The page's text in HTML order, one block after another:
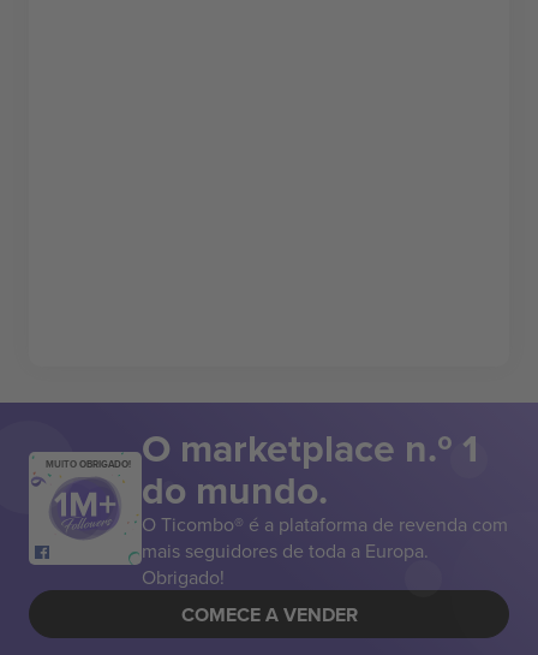
MUITO OBRIGADO! O marketplace n.º 1
do mundo.
O Ticombo® é a plataforma de revenda com
mais seguidores de toda a Europa.
Obrigado!
COMECE A VENDER